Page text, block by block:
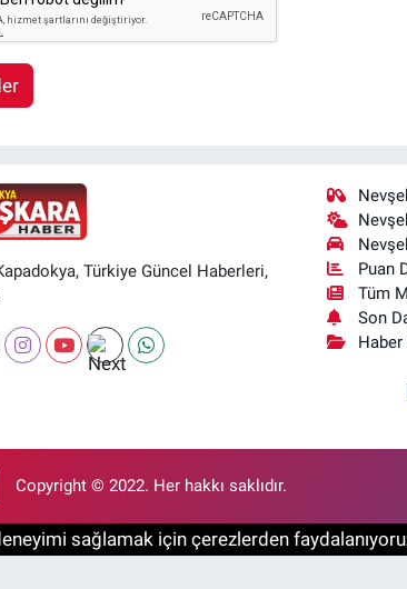
Türkiye Güncel Haberleri,
Puan
Tüm
Son
Copyright © 2022. Her hakkı saklıdır.
sağlamak için çerezlerden